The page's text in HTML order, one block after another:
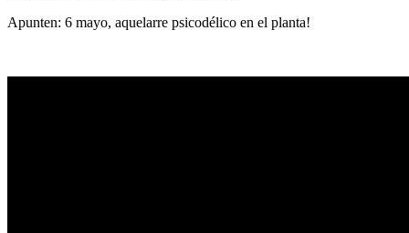
Apunten: 6 mayo, aquelarre psicodélico en el planta!